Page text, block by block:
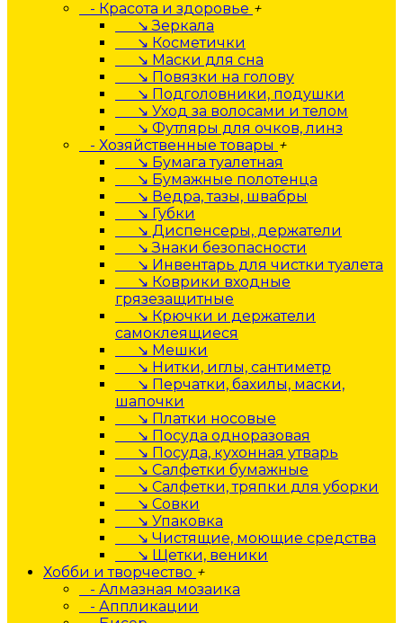
- Красота и здоровье +
↘ Зеркала
↘ Косметички
↘ Маски для сна
↘ Повязки на голову
↘ Подголовники, подушки
↘ Уход за волосами и телом
↘ Футляры для очков, линз
- Хозяйственные товары +
↘ Бумага туалетная
↘ Бумажные полотенца
↘ Ведра, тазы, швабры
↘ Губки
↘ Диспенсеры, держатели
↘ Знаки безопасности
↘ Инвентарь для чистки туалета
↘ Коврики входные
грязезащитные
↘ Крючки и держатели
самоклеящиеся
↘ Мешки
↘ Нитки, иглы, сантиметр
↘ Перчатки, бахилы, маски,
шапочки
↘ Платки носовые
↘ Посуда одноразовая
↘ Посуда, кухонная утварь
↘ Салфетки бумажные
↘ Салфетки, тряпки для уборки
↘ Совки
↘ Упаковка
↘ Чистящие, моющие средства
↘ Щетки, веники
Хобби и творчество +
- Алмазная мозаика
- Аппликации